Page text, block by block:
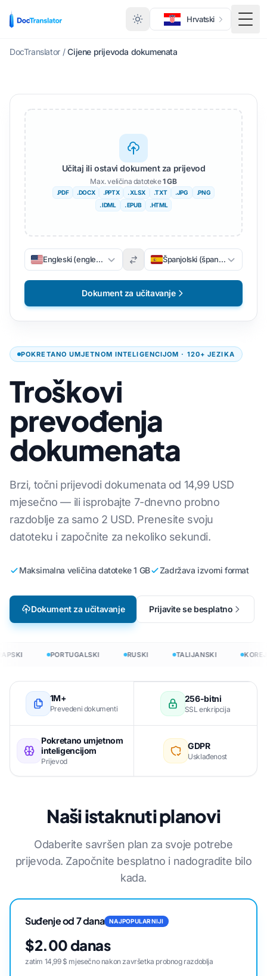
Hrvatski
DocTranslator / Cijene prijevoda dokumenata
POKRETANO UMJETNOM INTELIGENCIJOM · 120+ JEZIKA
Troškovi
prevođenja
dokumenata
Brzi, točni prijevodi dokumenata od 14,99 USD
mjesečno — ili isprobajte 7-dnevno probno
razdoblje za samo 2 USD. Prenesite svoju
datoteku i započnite za nekoliko sekundi.
Maksimalna veličina datoteke 1 GB Zadržava izvorni format
Dokument za učitavanje Prijavite se besplatno
Učitaj ili ostavi dokument za prijevod
Max. veličina datoteke1 GB
.PDF .DOCX .PPTX . XLSX .TXT .JPG
.PNG
. IDML
. EPUB .HTML
Engleski (engleski) Španjolski (španjolski)
Dokument za učitavanje
PORTUGALSKI RUSKI TALIJANSKI
1M+
Prevedeni dokumenti
256-bitni
SSL enkripcija
Pokretano umjetnom
inteligencijom
Prijevod
GDPR
Usklađenost
Naši istaknuti planovi
Odaberite savršen plan za svoje potrebe
prijevoda. Započnite besplatno i nadogradite bilo
kada.
Suđenje od 7 dana NAJPOPULARNIJI
$2.00 danas
zatim 14,99 $ mjesečno nakon završetka probnog razdoblja